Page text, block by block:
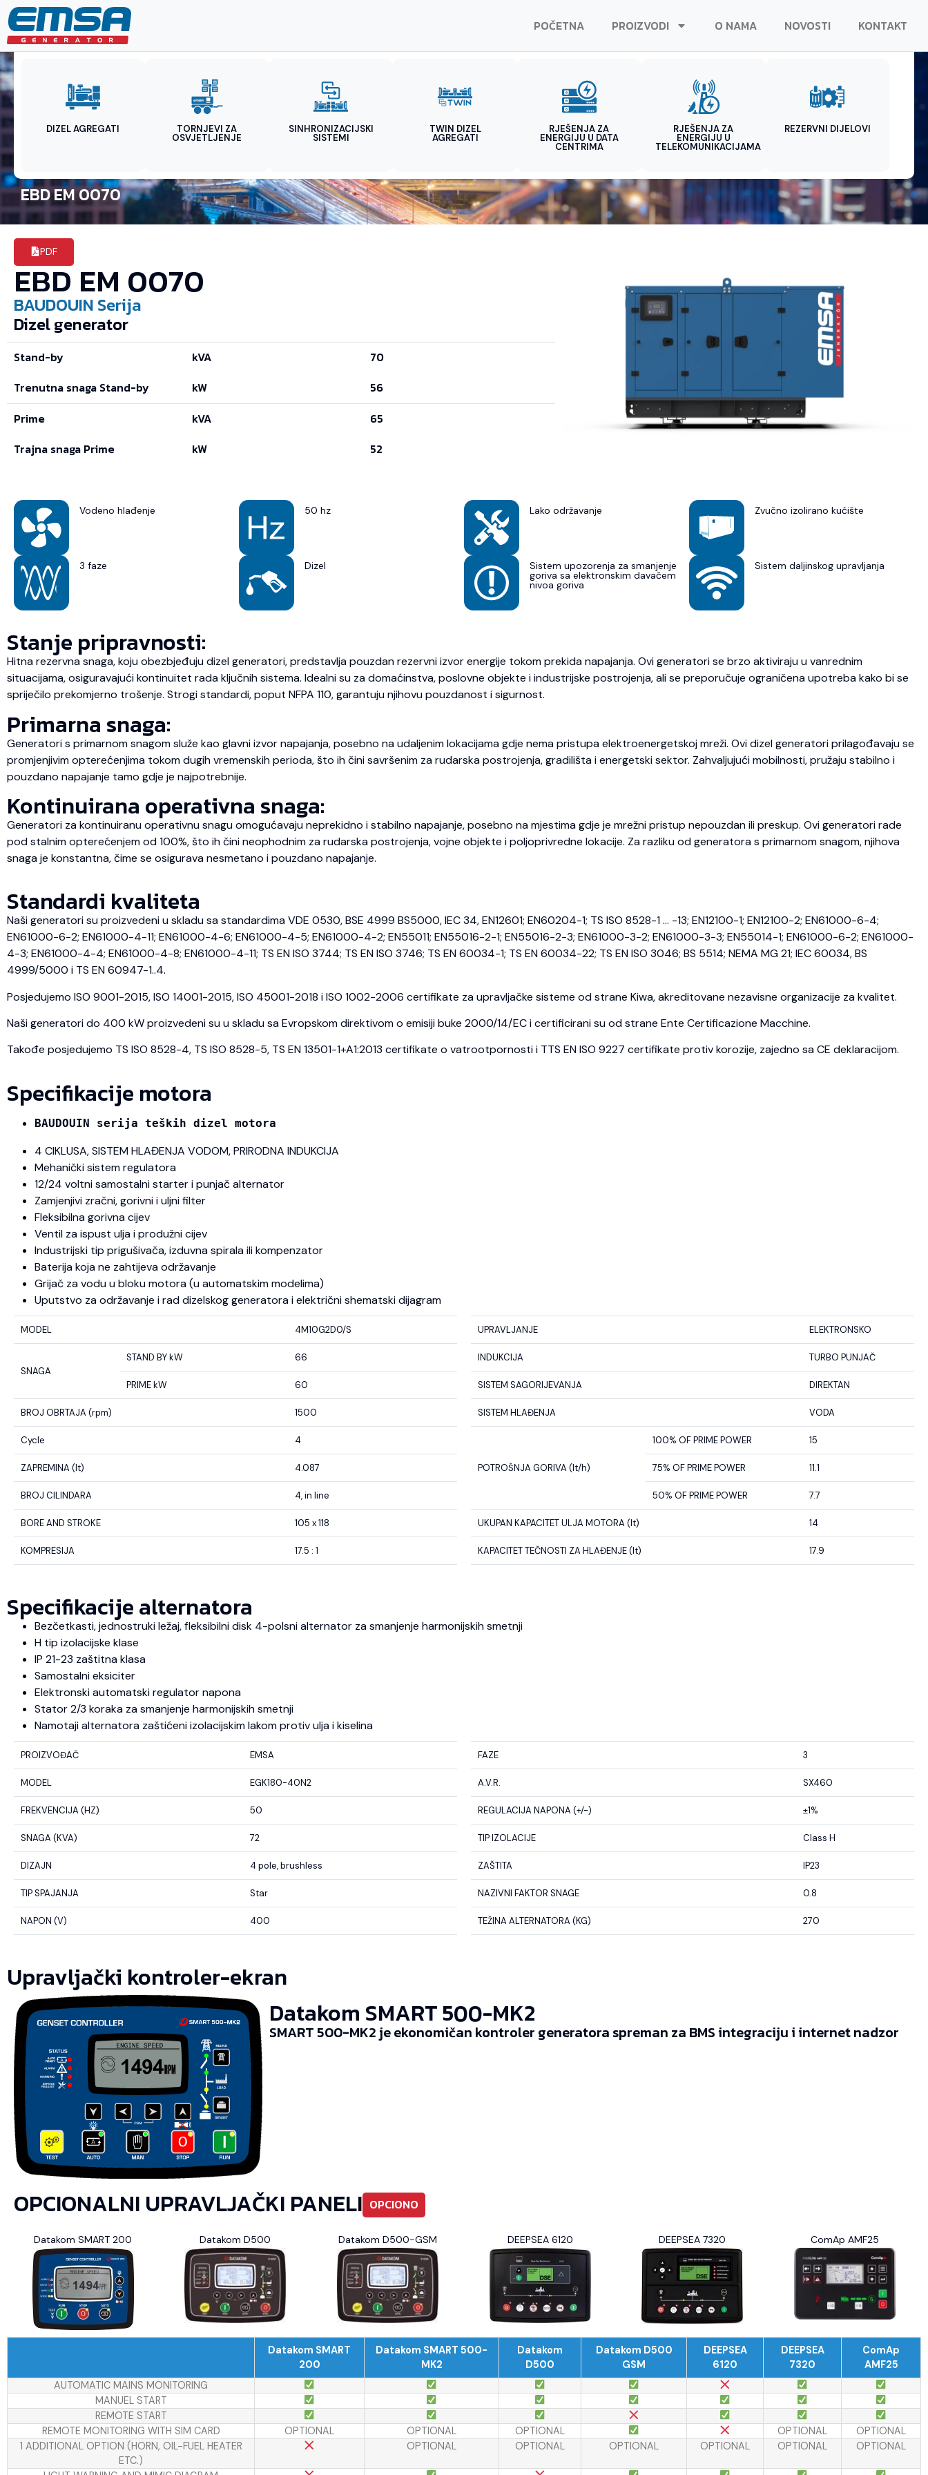
POČETNA PROIZVODI O NAMA NOVOSTI KONTAKT
DIZEL AGREGATI TORNJEVI ZA
OSVJETLJENJE
SINHRONIZACIJSKI
SISTEMI
TWIN DIZEL
AGREGATI
RJEŠENJA ZA
ENERGIJU U DATA
CENTRIMA
RJEŠENJA ZA
ENERGIJU U
TELEKOMUNIKACIJAMA
REZERVNI DIJELOVI
EBD EM 0070
PDF
EBD EM 0070
BAUDOUIN Serija
Dizel generator
Stand-by kVA
70
Trenutna snaga Stand-by
kW
56
Prime
kVA
65
Trajna snaga Prime
kW 52
Vodeno hlađenje 50 hz Lako održavanje Zvučno izolirano kućište
3 faze Dizel Sistem upozorenja za smanjenje
goriva sa elektronskim davačem
nivoa goriva
Sistem daljinskog upravljanja
Stanje pripravnosti:
Hitna rezervna snaga, koju obezbjeđuju dizel generatori, predstavlja pouzdan rezervni izvor energije tokom prekida napajanja. Ovi generatori se brzo aktiviraju u vanrednim
situacijama, osiguravajući kontinuitet rada ključnih sistema. Idealni su za domaćinstva, poslovne objekte i industrijske postrojenja, ali se preporučuje ograničena upotreba kako bi se
spriječilo prekomjerno trošenje. Strogi standardi, poput NFPA 110, garantuju njihovu pouzdanost i sigurnost.
Primarna snaga:
Generatori s primarnom snagom služe kao glavni izvor napajanja, posebno na udaljenim lokacijama gdje nema pristupa elektroenergetskoj mreži. Ovi dizel generatori prilagođavaju se
promjenjivim opterećenjima tokom dugih vremenskih perioda, što ih čini savršenim za rudarska postrojenja, gradilišta i energetski sektor. Zahvaljujući mobilnosti, pružaju stabilno i
pouzdano napajanje tamo gdje je najpotrebnije.
Kontinuirana operativna snaga:
Generatori za kontinuiranu operativnu snagu omogućavaju neprekidno i stabilno napajanje, posebno na mjestima gdje je mrežni pristup nepouzdan ili preskup. Ovi generatori rade
pod stalnim opterećenjem od 100%, što ih čini neophodnim za rudarska postrojenja, vojne objekte i poljoprivredne lokacije. Za razliku od generatora s primarnom snagom, njihova
snaga je konstantna, čime se osigurava nesmetano i pouzdano napajanje.
Standardi kvaliteta
Naši generatori su proizvedeni u skladu sa standardima VDE 0530, BSE 4999 BS5000, IEC 34, EN12601; EN60204-1; TS ISO 8528-1 … -13; EN12100-1; EN12100-2; EN61000-6-4;
EN61000-6-2; EN61000-4-11; EN61000-4-6; EN61000-4-5; EN61000-4-2; EN55011; EN55016-2-1; EN55016-2-3; EN61000-3-2; EN61000-3-3; EN55014-1; EN61000-6-2; EN61000-
4-3; EN61000-4-4; EN61000-4-8; EN61000-4-11; TS EN ISO 3744; TS EN ISO 3746; TS EN 60034-1; TS EN 60034-22; TS EN ISO 3046; BS 5514; NEMA MG 21; IEC 60034, BS
4999/5000 i TS EN 60947-1..4.
Posjedujemo ISO 9001-2015, ISO 14001-2015, ISO 45001-2018 i ISO 1002-2006 certifikate za upravljačke sisteme od strane Kiwa, akreditovane nezavisne organizacije za kvalitet.
Naši generatori do 400 kW proizvedeni su u skladu sa Evropskom direktivom o emisiji buke 2000/14/EC i certificirani su od strane Ente Certificazione Macchine.
Takođe posjedujemo TS ISO 8528-4, TS ISO 8528-5, TS EN 13501-1+A1:2013 certifikate o vatrootpornosti i TTS EN ISO 9227 certifikate protiv korozije, zajedno sa CE deklaracijom.
Specifikacije motora
BAUDOUIN serija teških dizel motora
4 CIKLUSA, SISTEM HLAĐENJA VODOM, PRIRODNA INDUKCIJA
Mehanički sistem regulatora
12/24 voltni samostalni starter i punjač alternator
Zamjenjivi zračni, gorivni i uljni filter
Fleksibilna gorivna cijev
Ventil za ispust ulja i produžni cijev
Industrijski tip prigušivača, izduvna spirala ili kompenzator
Baterija koja ne zahtijeva održavanje
Grijač za vodu u bloku motora (u automatskim modelima)
Uputstvo za održavanje i rad dizelskog generatora i električni shematski dijagram
MODEL 4M10G2D0/S
SNAGA
STAND BY kW 66
PRIME kW 60
BROJ OBRTAJA (rpm) 1500
Cycle 4
ZAPREMINA (lt) 4.087
BROJ CILINDARA 4, in line
BORE AND STROKE 105 x 118
KOMPRESIJA 17.5 : 1
UPRAVLJANJE ELEKTRONSKO
INDUKCIJA TURBO PUNJAČ
SISTEM SAGORIJEVANJA DIREKTAN
SISTEM HLAĐENJA VODA
POTROŠNJA GORIVA (lt/h)
100% OF PRIME POWER 15
75% OF PRIME POWER 11.1
50% OF PRIME POWER 7.7
UKUPAN KAPACITET ULJA MOTORA (lt) 14
KAPACITET TEČNOSTI ZA HLAĐENJE (lt) 17.9
Specifikacije alternatora
Bezčetkasti, jednostruki ležaj, fleksibilni disk 4-polsni alternator za smanjenje harmonijskih smetnji
H tip izolacijske klase
IP 21-23 zaštitna klasa
Samostalni eksiciter
Elektronski automatski regulator napona
Stator 2/3 koraka za smanjenje harmonijskih smetnji
Namotaji alternatora zaštićeni izolacijskim lakom protiv ulja i kiselina
PROIZVOĐAČ EMSA
MODEL EGK180-40N2
FREKVENCIJA (HZ) 50
SNAGA (KVA) 72
DIZAJN 4 pole, brushless
TIP SPAJANJA Star
NAPON (V) 400
FAZE 3
A.V.R. SX460
REGULACIJA NAPONA (+/-) ±1%
TIP IZOLACIJE Class H
ZAŠTITA IP23
NAZIVNI FAKTOR SNAGE 0.8
TEŽINA ALTERNATORA (KG) 270
Upravljački kontroler-ekran
Datakom SMART 500-MK2
SMART 500-MK2 je ekonomičan kontroler generatora spreman za BMS integraciju i internet nadzor
OPCIONALNI UPRAVLJAČKI PANELI OPCIONO
Datakom SMART 200 Datakom D500 Datakom D500-GSM DEEPSEA 6120 DEEPSEA 7320 ComAp AMF25
Datakom SMART
200
Datakom SMART 500-
MK2
Datakom
D500
Datakom D500
GSM
DEEPSEA
6120
DEEPSEA
7320
ComAp
AMF25
AUTOMATIC MAINS MONITORING
MANUEL START
REMOTE START
REMOTE MONITORING WITH SIM CARD
OPTIONAL OPTIONAL OPTIONAL OPTIONAL
OPTIONAL
1 ADDITIONAL OPTION (HORN, OIL-FUEL HEATER
ETC.)
OPTIONAL OPTIONAL OPTIONAL OPTIONAL OPTIONAL OPTIONAL